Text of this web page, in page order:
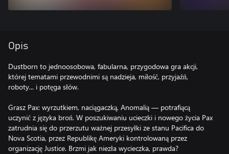
Opis
Dustborn to jednoosobowa, fabularna, przygodowa gra akcji,
której tematami przewodnimi są nadzieja, miłość, przyjaźń,
roboty... i potęga słów.
Grasz Pax: wyrzutkiem, naciągaczką, Anomalią — potrafiącą
uczynić z języka broń. W poszukiwaniu ucieczki i nowego życia Pax
zatrudnia się do przerzutu ważnej przesyłki ze stanu Pacifica do
Nova Scotia, przez Republikę Ameryki kontrolowaną przez
organizację Justice. Brzmi jak niezła wycieczka, prawda?